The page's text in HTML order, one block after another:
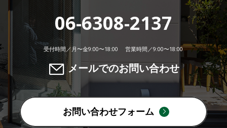
06-6308-2137
受付時間／月〜金9:00〜18:00 営業時間／9:00〜18:00
メールでのお問い合わせ
お問い合わせフォーム